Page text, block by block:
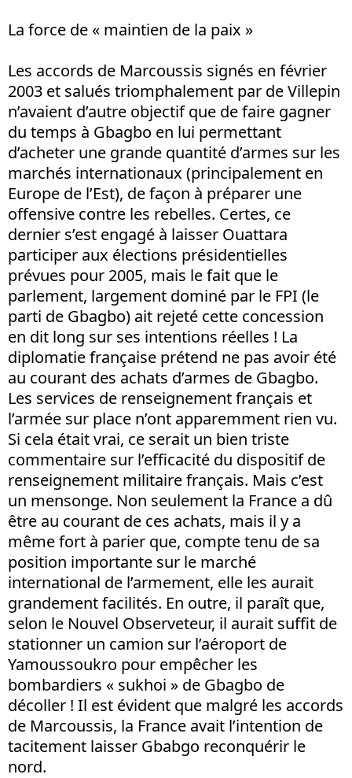
La force de « maintien de la paix »
Les accords de Marcoussis signés en février
2003 et salués triomphalement par de Villepin
n’avaient d’autre objectif que de faire gagner
du temps à Gbagbo en lui permettant
d’acheter une grande quantité d’armes sur les
marchés internationaux (principalement en
Europe de l’Est), de façon à préparer une
offensive contre les rebelles. Certes, ce
dernier s’est engagé à laisser Ouattara
participer aux élections présidentielles
prévues pour 2005, mais le fait que le
parlement, largement dominé par le FPI (le
parti de Gbagbo) ait rejeté cette concession
en dit long sur ses intentions réelles ! La
diplomatie française prétend ne pas avoir été
au courant des achats d’armes de Gbagbo.
Les services de renseignement français et
l’armée sur place n’ont apparemment rien vu.
Si cela était vrai, ce serait un bien triste
commentaire sur l’efficacité du dispositif de
renseignement militaire français. Mais c’est
un mensonge. Non seulement la France a dû
être au courant de ces achats, mais il y a
même fort à parier que, compte tenu de sa
position importante sur le marché
international de l’armement, elle les aurait
grandement facilités. En outre, il paraît que,
selon le Nouvel Observeteur, il aurait suffit de
stationner un camion sur l’aéroport de
Yamoussoukro pour empêcher les
bombardiers « sukhoi » de Gbagbo de
décoller ! Il est évident que malgré les accords
de Marcoussis, la France avait l’intention de
tacitement laisser Gbabgo reconquérir le
nord.